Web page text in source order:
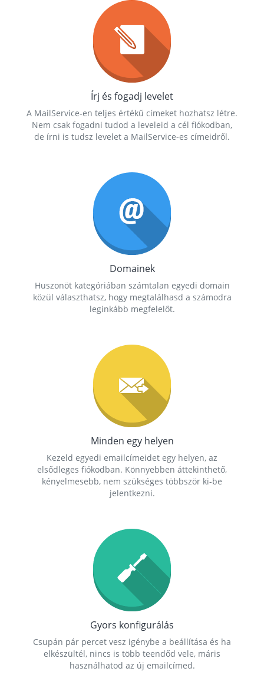
Írj és fogadj levelet
A MailService-en teljes értékű címeket hozhatsz létre.
Nem csak fogadni tudod a leveleid a cél fiókodban,
de írni is tudsz levelet a MailService-es címeidről.
Domainek
Huszonöt kategóriában számtalan egyedi domain
közül választhatsz, hogy megtalálhasd a számodra
leginkább megfelelőt.
Minden egy helyen
Kezeld egyedi emailcímeidet egy helyen, az
elsődleges fiókodban. Könnyebben áttekinthető,
kényelmesebb, nem szükséges többször ki-be
jelentkezni.
Gyors konfigurálás
Csupán pár percet vesz igénybe a beállítása és ha
elkészültél, nincs is több teendőd vele, máris
használhatod az új emailcímed.